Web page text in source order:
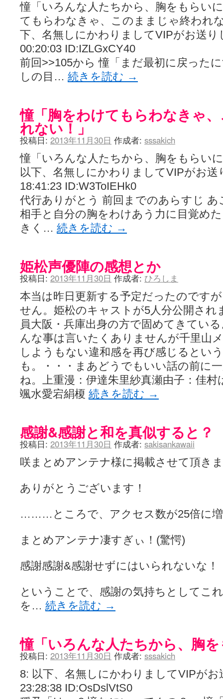
Saki-1 グランプリ ～咲ワン～ / しわが誕生することは老化現象だと
木と木と木 - 咲-saki- / 新道寺の本
(00:00)
ヤンデレ・狂気の百合SSブログ / 【咲-Saki-SS：久咲】そして私たち
迷子の坊やのみちくさ日記 / 【連載感想】宮永照についてのあれこれ
私的素敵ジャンク / [咲-Saki-] 咲-Saki-第168局［端緒］感想
麻雀自由帳 - 咲-Saki- / 咲-Saki-第168局[端緒]感想 照-Teru- 追憶編第
LAT. 39°20' N - 咲-Saki- / 永水航路 3 - 霧島の姫は、深山幽谷の頂で
エトピリカ!! - 咲-saki- / 咲-Saki-16巻 シノハユ7巻表紙予想
ニワカSakiファンの部屋 - 咲-Saki- / 咲の実写化について（再）
咲ワン・neo[仮] / 私事。 (01:19)
EL HOLAZO - 咲-Saki- / 吉野から上り方面の帰り道、亀山JCT-四日市
何の変哲もない咲の地名紹介 / 小鍛治さんが通っていた小学校 茨城
咲-Saki-.長野編をにょろんと見てみるブログ - 咲-Saki- / 第143局[応変]
咲-Saki-カツゲン備忘録 / 咲-Saki-154局 【奮起】 マジかー！ (13:30)
百合っぽいぶろぐ - 咲-Saki- / シノハユ the down of age 5巻 (06:32)
あかどる日和 - 咲-saki- / 【今回は考察ではなく】原村和-のどっち-の
妥当麻雀界ブログ / コミックマーケット８９に参加します
咲-saki-速報 / 一時休止のお知らせ (08:26)
ふわふわな記憶 / 1 (16:20)
咲っ考 / 何故咲は大将で、照は先鋒なのか？ (15:20)
Danas je lep dan. / [咲-Saki-]もしインターハイのルールが鷲巣麻雀だ
ぴゅーく☆すてっぷ - 咲-Saki- / ブログ終了のお知らせ
primary colors / 久誕イエ～～～～～～イ！！！！！！
乱れ雪月花 - 咲-Saki- / ブログ終了のお知らせ：今までありがとうござ
YUKARI / 【宥菫】 ＳＳ更新とお知らせ 【松実宥誕記念ＳＳ】
アルカ茄子 / 戒能物怪録 キングとはいったい誰なのか？ (15:24)
竹ブログ - 咲-Saki- / 【咲-Saki-】ゲームが待ち遠しい件 (05:44)
SSSSS(-saki-しゃーぷしゅーとしょーとすとーりー) - 咲-saki- / 豊
せのたけくらべ - 咲-Saki- / 咲さんのやり方で就活をやってみよう
咏-Uta-ブログ編 - 咲-Saki- / 黄色い封筒が届いた(・∀・) (12:30)
チャウチャウちゃうんちゃうん - 咲-Saki- / 吉野の千本桜を見に行きま
気分次第。 - 咲-Saki- / シノハユ 第3巻 感想 (07:42)
あこしず日和！ - 咲-Saki- / 咲-Saki-阿知賀編Blu-rayBOX 購入 (01:00)
ニワカ王者 / 【アニメ記事】咲-Saki- 立先生のコメントを取り上げる
のよーなのよー - 咲-Saki- / 咲十夜 第四夜 (11:00)
Yaranakya » 咲-Saki- / 国際最萌リーグは園城寺怜ちゃんに一票を入れ
おもちがなくてもだいじょうぶ / 咲と照の確執【プリン】
洋榎-youka- / お知らせ
おっきするー咲ブログ / side-A VS side-B 野球対決 (10:30)
フリテンリーチで流して / 姫松高校についてのいくらかの考察
飛鳥の巣 - 咲-Saki- / 咲キャラがギタリストだったら...【風越編】
咲-Saki-麻雀録 / 台風に強そうな咲キャラ
ぽっこぬ / 咲絵ログ2 (15:21)
妄言郷 / 咲-Saki- 第129局「契機」感想 (16:01)
嶺上かいほー - 咲-saki- / (7/1日分)dreamscapeが更新していました
アニメを見ながらダラダラと就活をする - 咲-saki- / はるたんイェイ
らぎこのだらだら日記帳 - 咲 -saki- / 咲アンテナ杯お疲れ様でした(半
まいるーむ / よく分かる、有珠山高校！（キャラについてひたすら語
プンスコ！ 野依日和！ - 咲-Saki- / 小蒔「渚のあわあわダブリィレイ
Ethanの色々ゆるじゃん不敗神話 - 咲-Saki- / 哲学的に考えてみる園城
幸咲良し / コメ返しその他 (08:27)
読んだらそのままトイレで流して / 【今週の末原ちゃん】咲-Saki-
世紀末麻雀ブログ-じゃんキチ！ / 【咲-saki-】穏乃の良さを俺が「あ
すばらな人生 / 全国編終了！ ところで、すばら先輩はどれくらい出
ハッちゃんの四喜和 - 咲-Saki- / 咲-Saki-全国編 第13話 最終回かぁ
音楽と、人生と、 咲-saki-と。 - 咲-Saki- / こっそり休止、こっそり
ぐりーん哩 - 咲-Saki- / ネリー「ネリーはお金が要るの」
憧「いろんな人たちから、胸をもらい
てもらわなきゃ、このままじゃ終われ
下、名無しにかわりましてVIPがお送り
00:20:03 ID:IZLGxCY40
前回>>105から 憧「まだ最初に戻った
しの目… 続きを読む →
憧「胸をわけてもらわなきゃ
れない！」
投稿日: 2013年11月30日 作成者: sssakich
憧「いろんな人たちから、胸をもらい
以下、名無しにかわりましてVIPがお送
18:41:23 ID:W3ToIEHk0
代行ありがとう 前回までのあらすじ
相手と自分の胸をわけあう力に目覚め
きく… 続きを読む →
姫松声優陣の感想とか
投稿日: 2013年11月30日 作成者: ひろしま
本当は昨日更新する予定だったのです
せん。姫松のキャストが5人分公開され
員大阪・兵庫出身の方で固めてきてい
んな事は言いたくありませんが千里山
しようもない違和感を再び感じるとい
も。・・・まあどうでもいい話の前に
ね。上重漫：伊達朱里紗真瀬由子：佳
颯水愛宕絹榎 続きを読む →
感謝&感謝と和を真似すると？
投稿日: 2013年11月30日 作成者: sakisankawaii
咲まとめアンテナ様に掲載させて頂き
ありがとうございます！
………ところで、アクセス数が25倍に
まとめアンテナ凄すぎぃ！(驚愕)
感謝感謝&感謝せずにはいられないな！
ということで、感謝の気持ちとしてこ
を… 続きを読む →
憧「いろんな人たちから、胸
投稿日: 2013年11月30日 作成者: sssakich
8: 以下、名無しにかわりましてVIPがお
23:28:38 ID:OsDslVtS0